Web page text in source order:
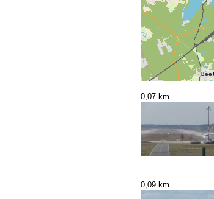
0,07 km
0,09 km